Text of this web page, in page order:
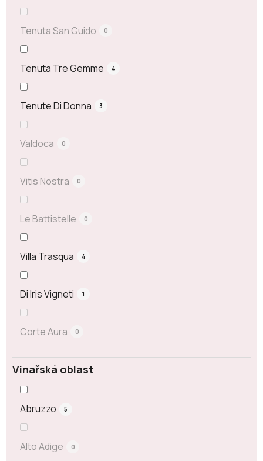
Tenuta San Guido 0
Tenuta Tre Gemme 4
Tenute Di Donna 3
Valdoca 0
Vitis Nostra 0
Le Battistelle 0
Villa Trasqua 4
Di Iris Vigneti 1
Corte Aura 0
Vinařská oblast
Abruzzo 5
Alto Adige 0